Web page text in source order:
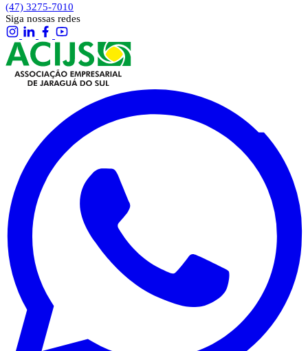
(47) 3275-7010
Siga nossas redes